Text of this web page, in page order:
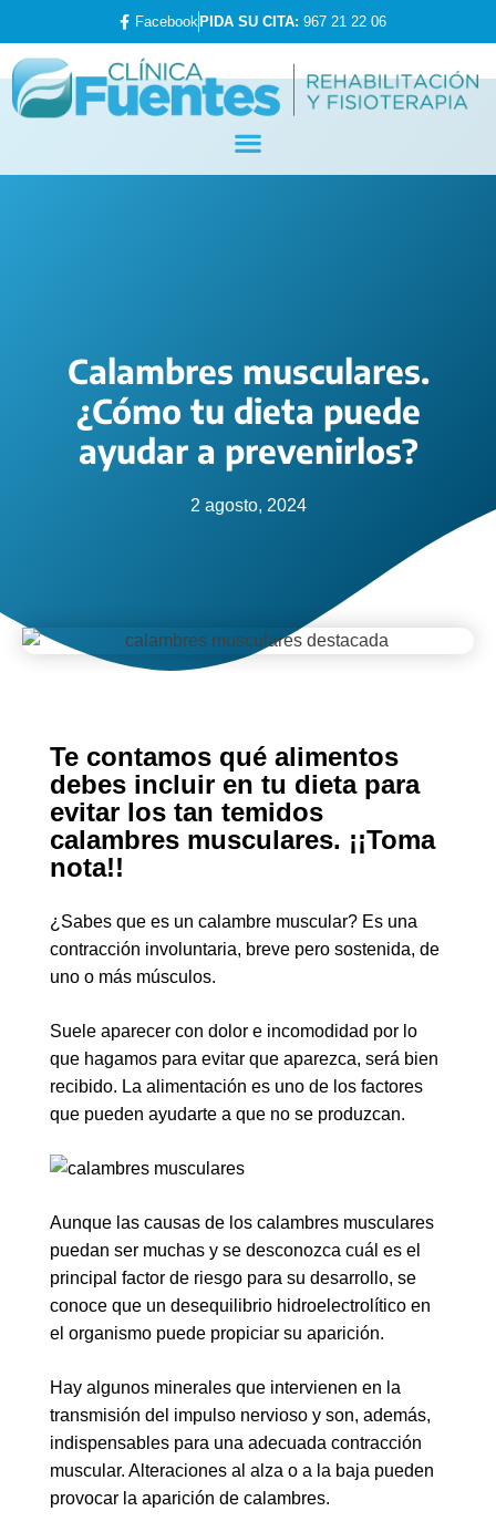
Facebook PIDA SU CITA: 967 21 22 06
Calambres musculares.
¿Cómo tu dieta puede
ayudar a prevenirlos?
2 agosto, 2024
Te contamos qué alimentos
debes incluir en tu dieta para
evitar los tan temidos
calambres musculares. ¡¡Toma
nota!!
¿Sabes que es un calambre muscular? Es una
contracción involuntaria, breve pero sostenida, de
uno o más músculos.
Suele aparecer con dolor e incomodidad por lo
que hagamos para evitar que aparezca, será bien
recibido. La alimentación es uno de los factores
que pueden ayudarte a que no se produzcan.
Aunque las causas de los calambres musculares
puedan ser muchas y se desconozca cuál es el
principal factor de riesgo para su desarrollo, se
conoce que un desequilibrio hidroelectrolítico en
el organismo puede propiciar su aparición.
Hay algunos minerales que intervienen en la
transmisión del impulso nervioso y son, además,
indispensables para una adecuada contracción
muscular. Alteraciones al alza o a la baja pueden
provocar la aparición de calambres.